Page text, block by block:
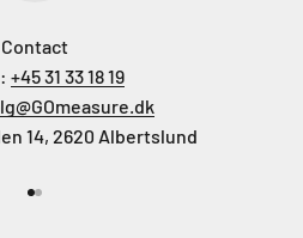
Contact
+45 31 33 18 19
14, 2620 Albertslund